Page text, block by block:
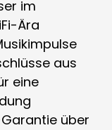
im
Ära
aus
eine
über